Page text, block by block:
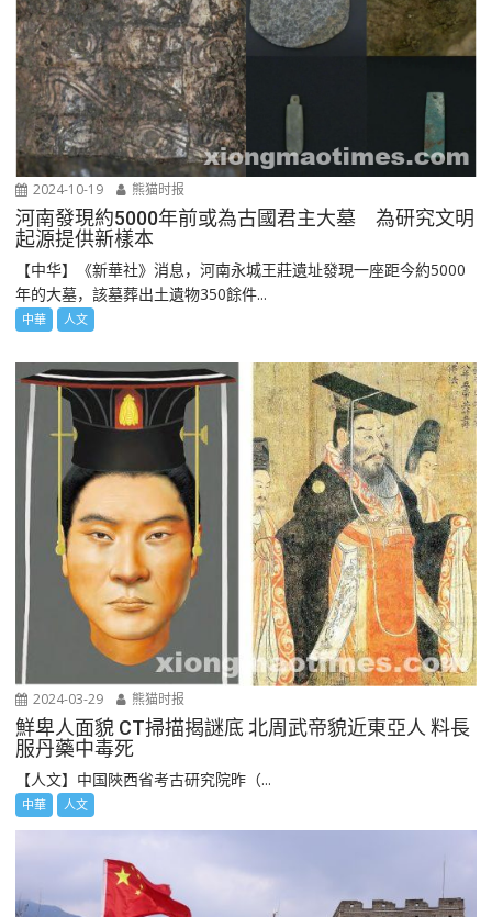
2024-10-19 熊猫时报
河南發現約5000年前或為古國君主大墓 為研究文明
起源提供新樣本
【中华】《新華社》消息，河南永城王莊遺址發現一座距今約5000
年的大墓，該墓葬出土遺物350餘件...
中華 人文
2024-03-29 熊猫时报
鮮卑人面貌 CT掃描揭謎底 北周武帝貌近東亞人 料長
服丹藥中毒死
【人文】中国陜西省考古研究院昨（...
中華 人文